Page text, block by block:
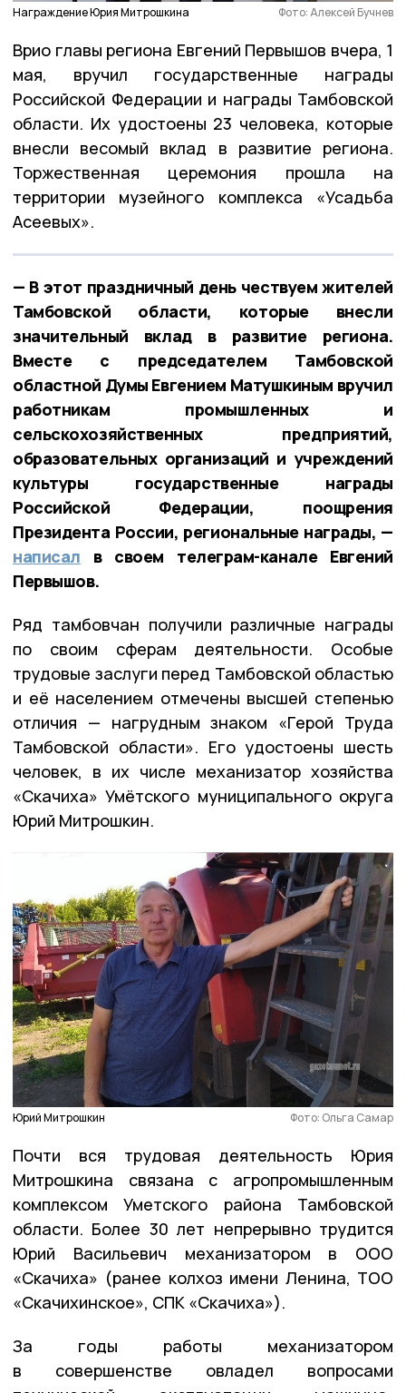
Награждение Юрия Митрошкина Фото: Алексей Бучнев
Врио главы региона Евгений Первышов вчера, 1
мая, вручил государственные награды
Российской Федерации и награды Тамбовской
области. Их удостоены 23 человека, которые
внесли весомый вклад в развитие региона.
Торжественная церемония прошла на
территории музейного комплекса «Усадьба
Асеевых».
— В этот праздничный день чествуем жителей
Тамбовской области, которые внесли
значительный вклад в развитие региона.
Вместе с председателем Тамбовской
областной Думы Евгением Матушкиным вручил
работникам промышленных и
сельскохозяйственных предприятий,
образовательных организаций и учреждений
культуры государственные награды
Российской Федерации, поощрения
Президента России, региональные награды, —
написал в своем телеграм-канале Евгений
Первышов.
Ряд тамбовчан получили различные награды
по своим сферам деятельности. Особые
трудовые заслуги перед Тамбовской областью
и её населением отмечены высшей степенью
отличия — нагрудным знаком «Герой Труда
Тамбовской области». Его удостоены шесть
человек, в их числе механизатор хозяйства
«Скачиха» Умётского муниципального округа
Юрий Митрошкин.
Юрий Митрошкин Фото: Ольга Самар
Почти вся трудовая деятельность Юрия
Митрошкина связана с агропромышленным
комплексом Уметского района Тамбовской
области. Более 30 лет непрерывно трудится
Юрий Васильевич механизатором в ООО
«Скачиха» (ранее колхоз имени Ленина, ТОО
«Скачихинское», СПК «Скачиха»).
За годы работы механизатором
в совершенстве овладел вопросами